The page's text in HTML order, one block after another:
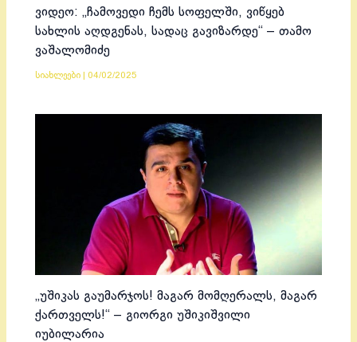
ვიდეო: „ჩამოვედი ჩემს სოფელში, ვიწყებ
სახლის აღდგენას, სადაც გავიზარდე“ – თამო
ვაშალომიძე
სიახლეები 04/02/2025
„უშიკას გაუმარჯოს! მაგარ მომღერალს, მაგარ
ქართველს!“ – გიორგი უშიკიშვილი
იუბილარია